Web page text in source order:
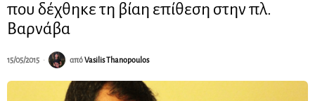
που δέχθηκε τη βίαη επίθεση στην πλ.
Βαρνάβα
15/05/2015 απόVasilis Thanopoulos